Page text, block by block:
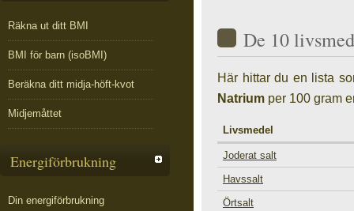
Räkna ut ditt BMI
BMI för barn (isoBMI)
Beräkna ditt midja-höft-kvot
Midjemåttet
Energiförbrukning
Din energiförbrukning
De 10
Här hittar du en lista
Natrium per 100 gram
Livsmedel
Joderat salt
Havssalt
Örtsalt